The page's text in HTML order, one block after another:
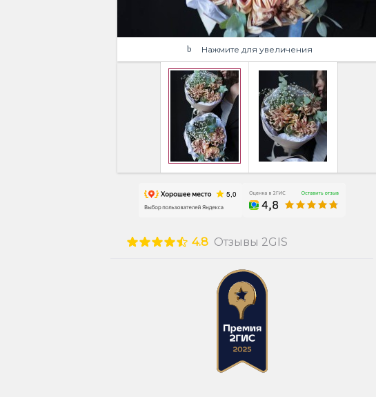
Нажмите для увеличения
4.8 Отзывы 2GIS